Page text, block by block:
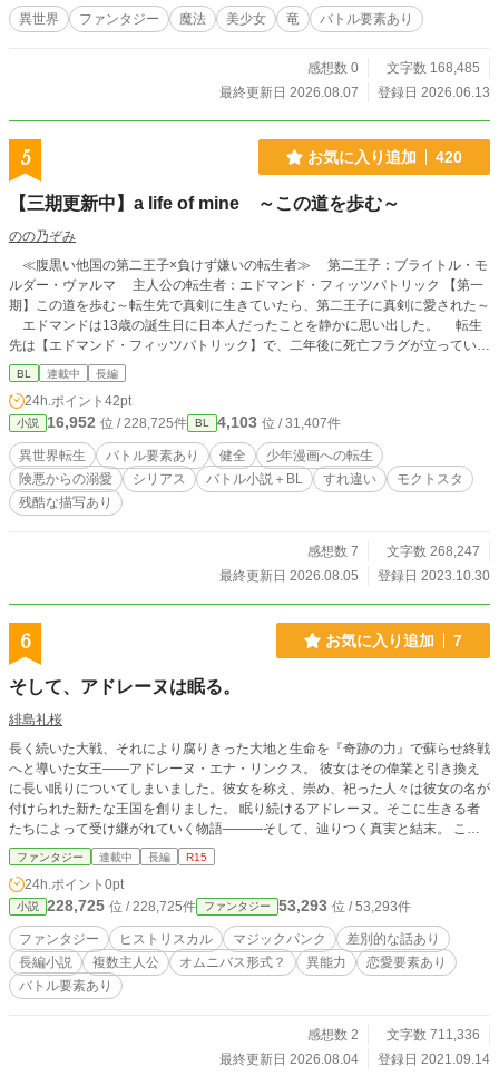
ー、始まります！
異世界 ファンタジー 魔法 美少女 竜 バトル要素あり
感想数 0
文字数 168,485
最終更新日 2026.08.07
登録日 2026.06.13
5 お気に入り追加 420
【三期更新中】a life of mine ～この道を歩む～
のの乃ぞみ
≪腹黒い他国の第二王子×負けず嫌いの転生者≫ 第二王子：ブライトル・モ
ルダー・ヴァルマ 主人公の転生者：エドマンド・フィッツパトリック 【第一
期】この道を歩む～転生先で真剣に生きていたら、第二王子に真剣に愛された～
エドマンドは13歳の誕生日に日本人だったことを静かに思い出した。 転生
先は【エドマンド・フィッツパトリック】で、二年後に死亡フラグが立ってい
た。 エドマンドに不満を持った隣国の第二王子である【ブライトル・ モルダ
ー・ヴァルマ】と険悪な関係になるものの、いつの間にか友人や悪友のような関
係に落ち着く二人。 死亡フラグを折ることで国が負けるのが怖いエドマンド
と、必死に生かそうとするブライトル。 「僕は、生きなきゃ、いけないの
か……？」 「当たり前だ。俺を残して逝く気だったのか？ 恨むぞ」 【第二
期】この道を歩む ～第二王子の婚約者は、世界に祝福されなかった～ 死亡フラ
グを折り、ようやく掴んだ未来。 エドマンドが選んだのは、トーカシア国の第
二王子ブライトルとの恋だった。 けれど、その選択は――静かに世界の均衡を
向けられる値踏みするような、冷たい視線。 そして、まるで全てを知っている
かのように笑う男――フィリップ・ベン・ジラール。 愛か、友情か、家族か―
―それとも国家か。 エドマンドが選び、守り抜いたはずの未来は再び動き始め
る。 これは、恋を選んだ二人が、やがて世界そのものを揺るがしていく物語―
―。 【第三期】この道を歩む～第二王子の婚約者は、運命の代償を知る～ 「君
が『エドマンド・フィッツパトリック』だったから、だろうね」 和平会談の最
中、フィリップが微笑みながら告げた言葉に、エドマンドは選択を迫られる。
ニュドニアへの再侵攻、戦場での再会、そして敵国セイダルでの軟禁生活。 ト
は「もう一人の自分の運命」だった。 それでも僕は選ぶ——大切な人たちが生
きるこの世界を、僕も生きるために。 未来は決まっている、と語る男たちに、
エドマンドはどう応えるのか。 これは、選び続けることを諦めない転生者と、
その代償を知る物語。 ※ 用語集、登場人物紹介は近況ボードにあります。 ※
性描写はありません。恋愛はゆっくり進みます。 ※ 戦闘・政治要素を多く
含みます。 ※ ムーンライトノベルズ、カクヨムにも投稿しております。
BL 連載中 長編
24h.ポイント 42pt
小説 16,952 位 / 228,725件 BL 4,103 位 / 31,407件
異世界転生 バトル要素あり 健全
少年漫画への転生
険悪からの溺愛
シリアス バトル小説＋BL すれ違い
モクトスタ
残酷な描写あり
感想数 7
文字数 268,247
最終更新日 2026.08.05
登録日 2023.10.30
6 お気に入り追加 7
そして、アドレーヌは眠る。
緋島礼桜
長く続いた大戦、それにより腐りきった大地と生命を『奇跡の力』で蘇らせ終戦
へと導いた女王――アドレーヌ・エナ・リンクス。 彼女はその偉業と引き換え
に長い眠りについてしまいました。彼女を称え、崇め、祀った人々は彼女の名が
付けられた新たな王国を創りました。 眠り続けるアドレーヌ。そこに生きる者
たちによって受け継がれていく物語―――そして、辿りつく真実と結末。 これ
は、およそ千年続いたアドレーヌ王国の、始まりと終わりの物語です。 ＊あら
すじ＊ ～第一篇～ かつての大戦により鉄くずと化し投棄された負の遺産『兵
器』を回収する者たち―――狩人（ハンター）。 それを生業とし、娘と共に旅
をするアーサガ・トルトはその活躍ぶりから『漆黒の弾丸』と呼ばれていた。
そんな彼はとある噂を切っ掛けに、想い人と娘の絆が揺れ動くことになる――
―。 ～第二篇～ アドレーヌ女王の血を継ぐ王族エミレス・ノト・リンクス王女
は王国東方の街ノーテルの屋敷で暮らしていた。 中肉中背、そばかすに見た目
も地味…そんな引け目から人前を避けてきた彼女はある日、とある男性と出会
三篇～ かつての反乱により一斉排除の対象とされ、長い年月虐げられ続けてい
るイニム…ネフ族。 『ネフ狩り』と呼ばれる駆逐行為は隠れ里にて暮らしてい
た青年キ・シエの全てを奪っていった。 愛する者、腕、両目を失った彼は名も
ファンタジー 連載中 長編 R15
24h.ポイント 0pt
小説 228,725 位 / 228,725件 ファンタジー 53,293 位 / 53,293件
ファンタジー ヒストリスカル マジックパンク
差別的な話あり
長編小説
複数主人公 オムニバス形式？ 異能力
恋愛要素あり
バトル要素あり
感想数 2
文字数 711,336
最終更新日 2026.08.04
登録日 2021.09.14